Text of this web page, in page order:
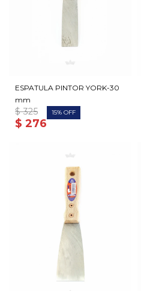
ESPATULA PINTOR YORK-30
mm
$ 276
$ 325 15